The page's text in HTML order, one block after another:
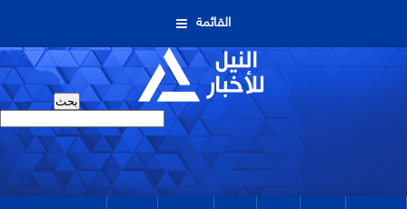
القائمة